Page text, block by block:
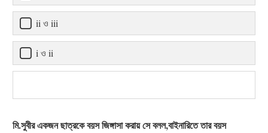
ii ও iii
i ও ii
মি.সুবীর একজন ছাত্রকে বয়স জিঙ্গাসা করায় সে বলল,বাইনারিতে তার বয়স